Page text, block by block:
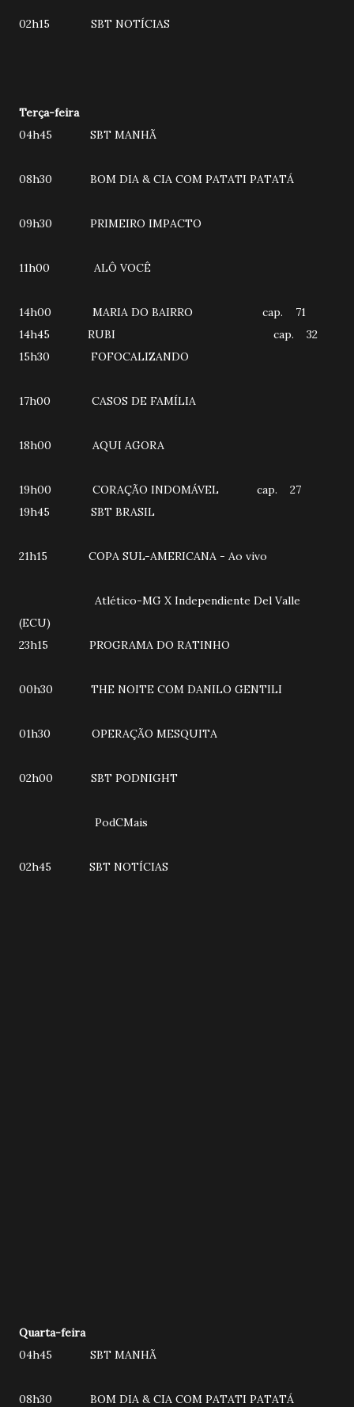
02h15 SBT NOTÍCIAS
Terça-feira
04h45 SBT MANHÃ
08h30 BOM DIA & CIA COM PATATI PATATÁ
09h30 PRIMEIRO IMPACTO
11h00 ALÔ VOCÊ
14h00 MARIA DO BAIRRO cap. 71
14h45 RUBI cap. 32
15h30 FOFOCALIZANDO
17h00 CASOS DE FAMÍLIA
18h00 AQUI AGORA
19h00 CORAÇÃO INDOMÁVEL cap. 27
19h45 SBT BRASIL
21h15 COPA SUL-AMERICANA - Ao vivo
Atlético-MG X Independiente Del Valle
(ECU)
23h15 PROGRAMA DO RATINHO
00h30 THE NOITE COM DANILO GENTILI
01h30 OPERAÇÃO MESQUITA
02h00 SBT PODNIGHT
PodCMais
02h45 SBT NOTÍCIAS
Quarta-feira
04h45 SBT MANHÃ
08h30 BOM DIA & CIA COM PATATI PATATÁ